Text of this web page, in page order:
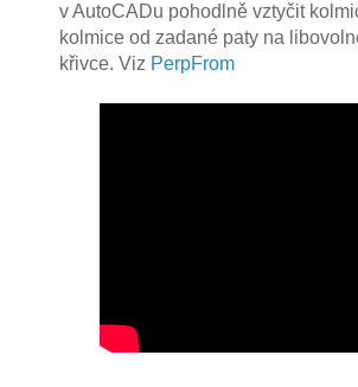
v AutoCADu pohodlně vztyčit
kolmice od zadané paty na
křivce. Viz PerpFrom